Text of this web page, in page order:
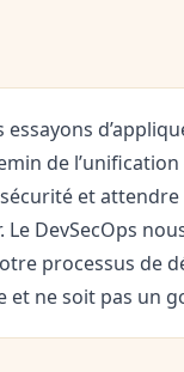
essayons
de
et
DevSecOps
processus de
ne soit pas un